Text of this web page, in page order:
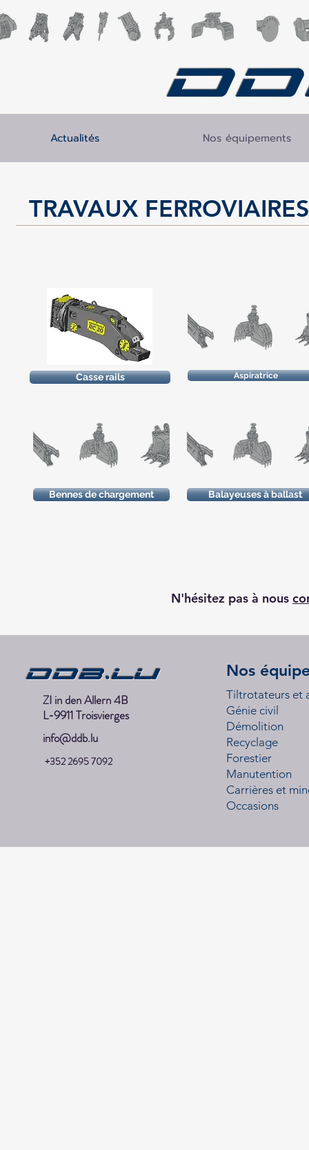
Actualités Nos équipements
TRAVAUX FERROVIAIRES
Casse rails
Bennes de chargement
Aspiratrice
Balayeuses à ballast
N'hésitez pas à nous
DDB.lu
ZI in den Allern 4B
L-9911 Troisvierges
info@ddb.lu
+352 2695 7092
Nos
Tiltrotateurs et
Génie civil
Démolition
Recyclage
Forestier
Manutention
Carrières et
Occasions